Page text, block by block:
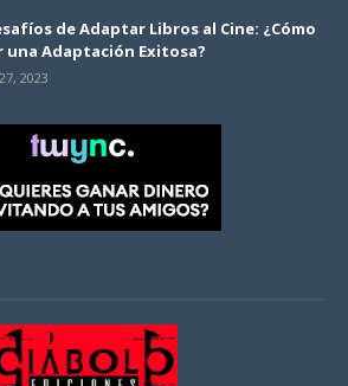
de Adaptar Libros al Cine: ¿Cómo
una Adaptación Exitosa?
2023